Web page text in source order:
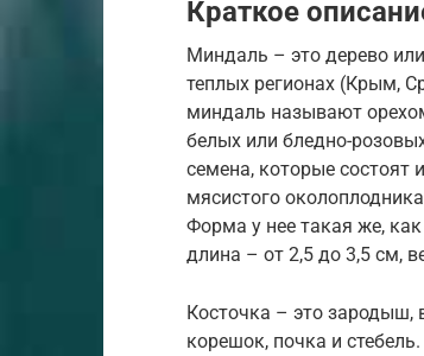
Краткое
Миндаль – это дерево
теплых регионах (Крым,
миндаль называют
белых или бледно-
семена, которые состоят
мясистого
Форма у нее такая же,
длина – от 2,5 до 3,5 см,
Косточка – это зародыш,
корешок, почка и